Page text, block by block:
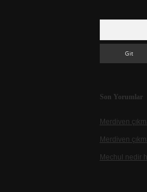
Son Yorumlar
Merdiven
Merdiven
Mechul nedir